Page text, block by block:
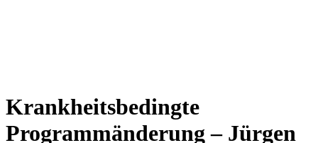
Krankheitsbedingte
Programmänderung – Jürgen